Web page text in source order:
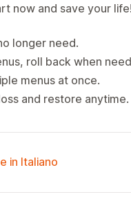
now and save your life!
longer need.
roll back when
menus at once.
and restore anytime.
in Italiano